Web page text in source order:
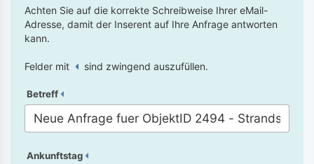
Achten Sie auf die korrekte Schreibweise Ihrer eMail-
Adresse, damit der Inserent auf Ihre Anfrage antworten
kann.
Felder mit sind zwingend auszufüllen.
Betreff
Ankunftstag